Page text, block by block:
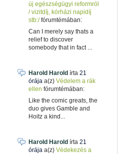
új egészségügyi reformról
/ vizitdíj, kórházi napidíj
stb:/fórumtémában:
Can I merely say thats a
relief to discover
somebody that in fact ...
Harold Harold írta 21
órája a(z) Védelem a rák
ellen fórumtémában:
Like the comic greats, the
duo gives Gamble and
Hoitz a kind...
Harold Harold írta 21
órája a(z) Védekezés a